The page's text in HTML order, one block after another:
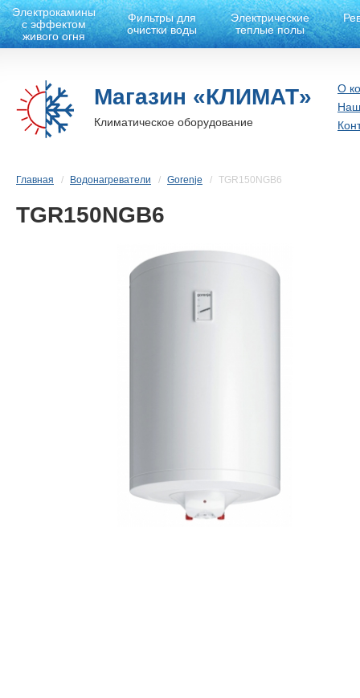
Электрокамины
с эффектом
живого огня
Фильтры для
очистки воды
Электрические
теплые полы
Магазин «КЛИМАТ»
Климатическое оборудование
О
Главная Водонагреватели Gorenje TGR150NGB6
TGR150NGB6